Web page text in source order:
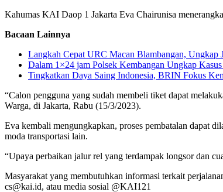
Kahumas KAI Daop 1 Jakarta Eva Chairunisa
Bacaan Lainnya
Langkah Cepat URC Macan Blambangan, Ungkap
Dalam 1×24 jam Polsek Kembangan Ungkap
Tingkatkan Daya Saing Indonesia, BRIN Fokus
“Calon pengguna yang sudah membeli tiket dapat
Warga, di Jakarta, Rabu (15/3/2023).
Eva kembali mengungkapkan, proses pembatalan dapat
moda transportasi lain.
“Upaya perbaikan jalur rel yang terdampak longsor dan
Masyarakat yang membutuhkan informasi terkait
cs@kai.id, atau media sosial @KAI121